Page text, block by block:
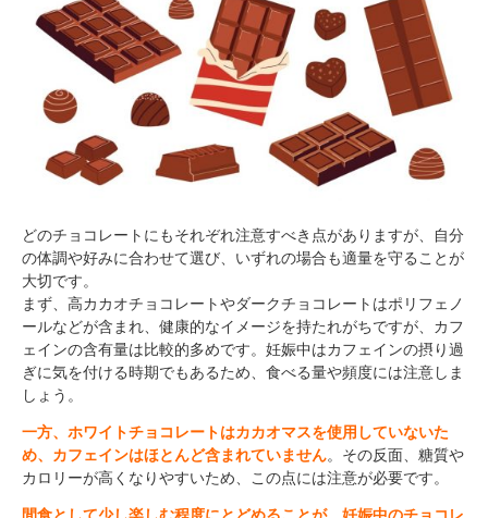
どのチョコレートにもそれぞれ注意すべき点がありますが、自分
の体調や好みに合わせて選び、いずれの場合も適量を守ることが
大切です。
まず、高カカオチョコレートやダークチョコレートはポリフェノ
ールなどが含まれ、健康的なイメージを持たれがちですが、カフ
ェインの含有量は比較的多めです。妊娠中はカフェインの摂り過
ぎに気を付ける時期でもあるため、食べる量や頻度には注意しま
しょう。
一方、ホワイトチョコレートはカカオマスを使用していないた
め、カフェインはほとんど含まれていません。その反面、糖質や
カロリーが高くなりやすいため、この点には注意が必要です。